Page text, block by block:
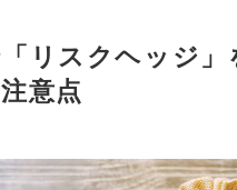
リスクヘッジ」
意点